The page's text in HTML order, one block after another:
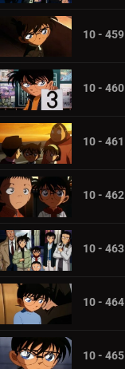
10 - 459
10 - 460
10 - 461
10 - 462
10 - 463
10 - 464
10 - 465